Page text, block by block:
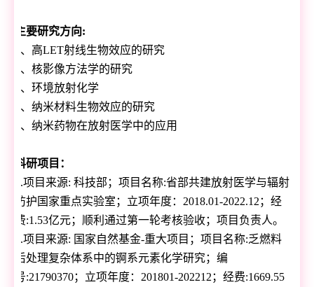
主要研究方向:
、高LET射线生物效应的研究
、核影像方法学的研究
、环境放射化学
、纳米材料生物效应的研究
、纳米药物在放射医学中的应用
科研项目：
1.项目来源:科技部；项目名称:省部共建放射医学与辐射
防护国家重点实验室；立项年度： 2018.01-2022.12 ；经
费:1.53亿元；顺利通过第一轮考核验收；项目负责人。
2.项目来源: 国家自然基金-重大项目；项目名称:乏燃料
后处理复杂体系中的锕系元素化学研究；编
号:21790370；立项年度： 201801-202212 ；经费:1669.55